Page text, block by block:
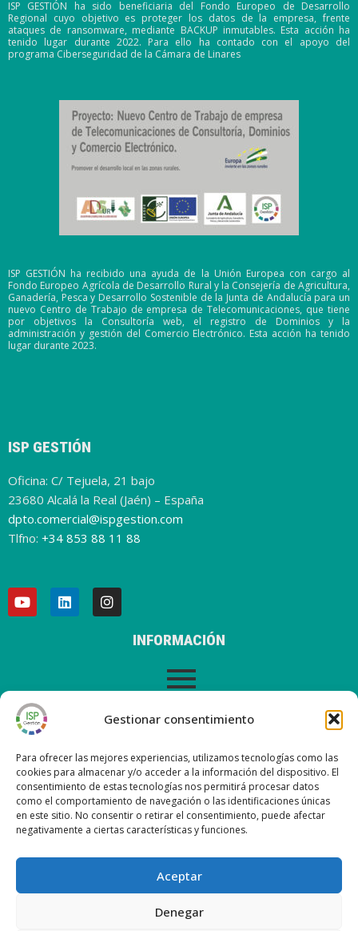
Gestionar consentimiento
Para ofrecer las mejores experiencias, utilizamos tecnologías como las
cookies para almacenar y/o acceder a la información del dispositivo. El
consentimiento de estas tecnologías nos permitirá procesar datos
como el comportamiento de navegación o las identificaciones únicas
en este sitio. No consentir o retirar el consentimiento, puede afectar
negativamente a ciertas características y funciones.
Aceptar
Denegar
ISP GESTIÓN ha sido beneficiaria del Fondo Europeo de Desarrollo
Regional cuyo objetivo es proteger los datos de la empresa, frente
ataques de ransomware, mediante BACKUP inmutables. Esta acción ha
tenido lugar durante 2022. Para ello ha contado con el apoyo del
programa Ciberseguridad de la Cámara de Linares
ISP GESTIÓN ha recibido una ayuda de la Unión Europea con cargo al
Fondo Europeo Agrícola de Desarrollo Rural y la Consejería de Agricultura,
Ganadería, Pesca y Desarrollo Sostenible de la Junta de Andalucía para un
nuevo Centro de Trabajo de empresa de Telecomunicaciones, que tiene
por objetivos la Consultoría web, el registro de Dominios y la
administración y gestión del Comercio Electrónico. Esta acción ha tenido
lugar durante 2023.
ISP GESTIÓN
Oficina: C/ Tejuela, 21 bajo
23680 Alcalá la Real (Jaén) – España
dpto.comercial@ispgestion.com
Tlfno: +34 853 88 11 88
INFORMACIÓN
AVISO LEGAL
ÚLTIMAS ENTRADAS EN NUESTRO BLOG
Nueva versión ISP Gestión 6.2
Nueva versión ISP Gestión 6.01
Nueva versión ISP Gestión 6.0
Nueva versión ISP Gestión 5.13